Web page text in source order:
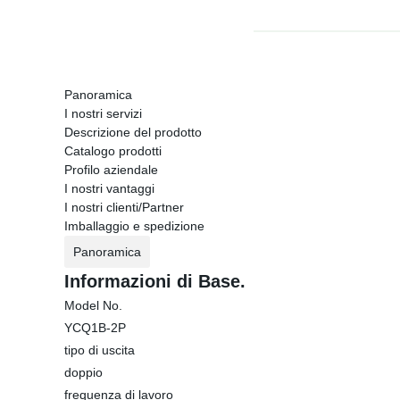
Panoramica
I nostri servizi
Descrizione del prodotto
Catalogo prodotti
Profilo aziendale
I nostri vantaggi
I nostri clienti/Partner
Imballaggio e spedizione
Panoramica
Informazioni di Base.
Model No.
YCQ1B-2P
tipo di uscita
doppio
frequenza di lavoro